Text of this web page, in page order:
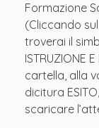
Formazione
(Cliccando sul
troverai il
ISTRUZIONE
cartella, alla
dicitura
scaricare